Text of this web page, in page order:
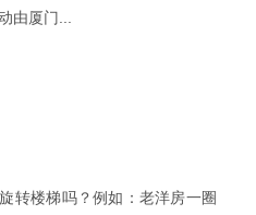
由厦门...
转楼梯吗？例如：老洋房一圈